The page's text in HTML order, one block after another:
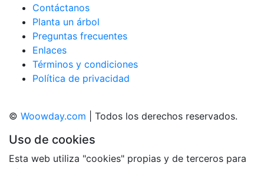
Contáctanos
Planta un árbol
Preguntas frecuentes
Enlaces
Términos y condiciones
Política de privacidad
© Woowday.com | Todos los derechos reservados.
Uso de cookies
Esta web utiliza "cookies" propias y de terceros para